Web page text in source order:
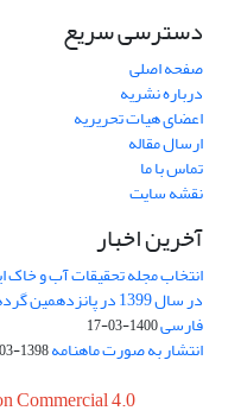
دسترسی سریع
صفحه اصلی
درباره نشریه
اعضای هیات تحریریه
ارسال مقاله
تماس با ما
نقشه سایت
آخرین اخبار
انتخاب مجله تحقیقات آب و خاک
در سال 1399 در
فارسی1400-03-17
انتشار به صورت ماهنامه1398-03-27
Commercial 4.0